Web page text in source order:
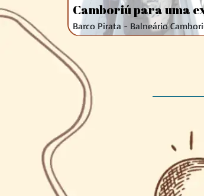
Camboriú para uma
Barco Pirata - Balneário
Barco Pirata leva turmas do
dedicado mundialmente ao
Igarapé ...